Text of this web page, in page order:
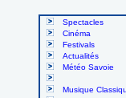
Spectacles
Cinéma
Festivals
Actualités
Météo Savoie
Musique